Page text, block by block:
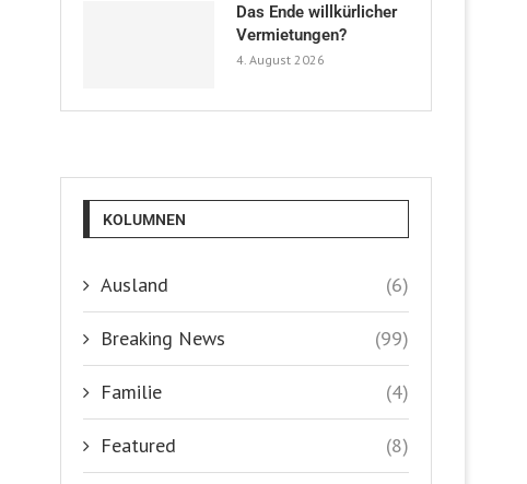
Das Ende willkürlicher
Vermietungen?
4. August 2026
KOLUMNEN
Ausland (6)
Breaking News (99)
Familie (4)
Featured (8)